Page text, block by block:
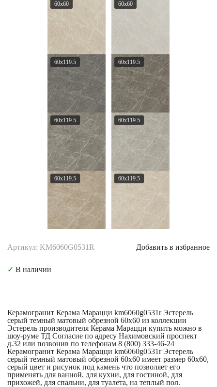
60x60 60x60
60x119.5 60x119.5
60x119.5 60x119.5
60x119.5 60x119.5
Артикул: KM6060G0531R Добавить в избранное
✓ В наличии
Керамогранит Керама Марацци km6060g0531r Эстерель
серый темный матовый обрезной 60x60 из коллекции
Эстерель производителя Керама Марацци купить можно в
шоу-руме ТД Согласие по адресу Нахимовский проспект
д.32 или позвонив по телефонам 8 (800) 333-46-24
Керамогранит Керама Марацци km6060g0531r Эстерель
серый темный матовый обрезной 60x60 имеет размер 60x60,
серый цвет и рисунок под камень что позволяет его
применять для ванной, для кухни, для гостиной, для
прихожей, для спальни, для туалета, на теплый пол.